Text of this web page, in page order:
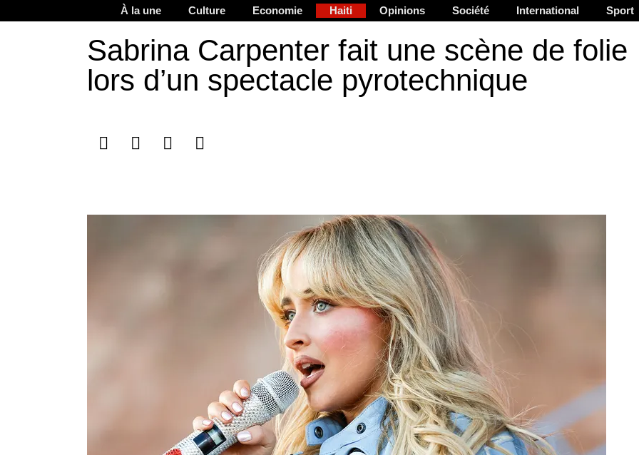
À la une Culture Economie Haiti Opinions Société International Sport
Sabrina Carpenter fait une scène de folie
lors d’un spectacle pyrotechnique